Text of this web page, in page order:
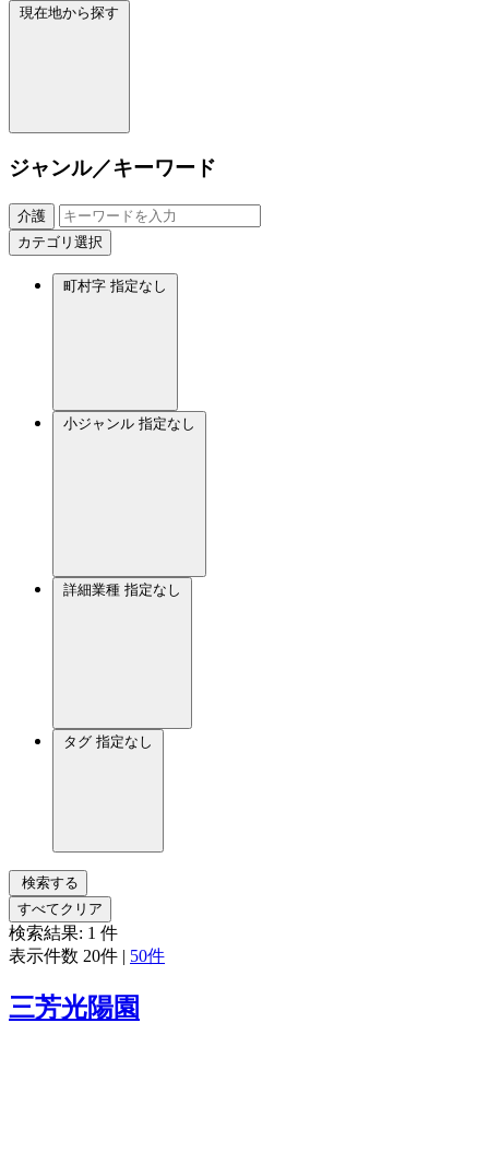
現在地から探す
ジャンル／キーワード
介護
カテゴリ選択
町村字 指定なし
小ジャンル 指定なし
詳細業種 指定なし
タグ 指定なし
検索する
すべてクリア
検索結果: 1 件
表示件数 20件 | 50件
三芳光陽園